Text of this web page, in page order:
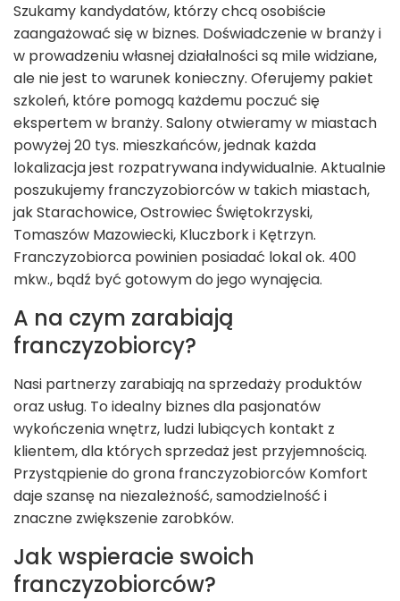
Szukamy kandydatów, którzy chcą osobiście
zaangażować się w biznes. Doświadczenie w branży i
w prowadzeniu własnej działalności są mile widziane,
ale nie jest to warunek konieczny. Oferujemy pakiet
szkoleń, które pomogą każdemu poczuć się
ekspertem w branży. Salony otwieramy w miastach
powyżej 20 tys. mieszkańców, jednak każda
lokalizacja jest rozpatrywana indywidualnie. Aktualnie
poszukujemy franczyzobiorców w takich miastach,
jak Starachowice, Ostrowiec Świętokrzyski,
Tomaszów Mazowiecki, Kluczbork i Kętrzyn.
Franczyzobiorca powinien posiadać lokal ok. 400
mkw., bądź być gotowym do jego wynajęcia.
A na czym zarabiają
franczyzobiorcy?
Nasi partnerzy zarabiają na sprzedaży produktów
oraz usług. To idealny biznes dla pasjonatów
wykończenia wnętrz, ludzi lubiących kontakt z
klientem, dla których sprzedaż jest przyjemnością.
Przystąpienie do grona franczyzobiorców Komfort
daje szansę na niezależność, samodzielność i
znaczne zwiększenie zarobków.
Jak wspieracie swoich
franczyzobiorców?